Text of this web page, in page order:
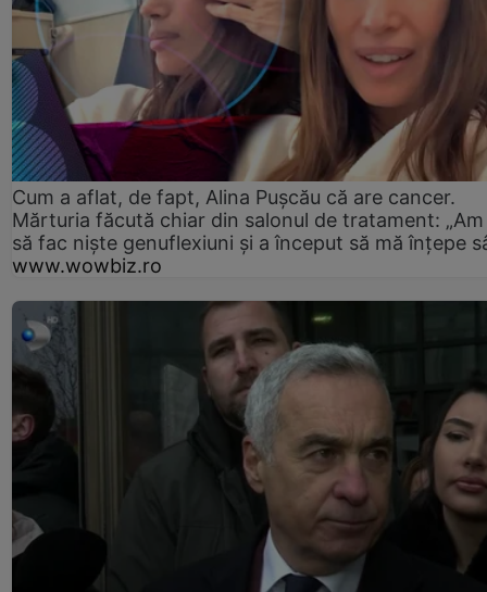
Cum a aflat, de fapt, Alina Pușcău că are cancer.
Mărturia făcută chiar din salonul de tratament:
să fac niște genuflexiuni și a început să mă înțepe
www.wowbiz.ro